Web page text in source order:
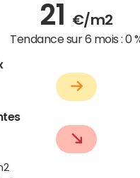
21 €/m2
Tendance sur 6 mois :0